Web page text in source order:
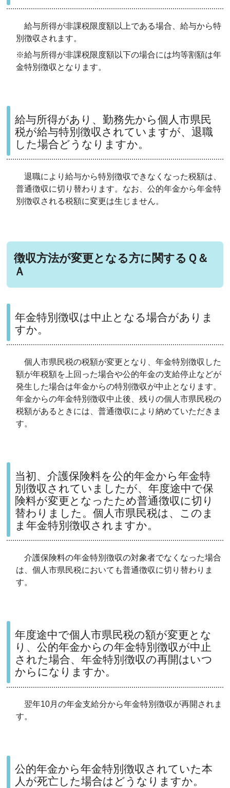
給与所得が非課税限度額以上である場合、給与から特
別徴収されます。
※給与所得が非課税限度額以下の場合には均等割額は年
金特別徴収となります。
給与所得があり、勤務先から個人市県民
税が給与特別徴収されていますが、退職
した場合どうなりますか。
退職により給与から特別徴収できなくなった税額は、
普通徴収に切り替わります。なお、公的年金から年金特
別徴収される税額に変更は生じません。
徴収方法が変更となる方に関するＱ＆
Ａ
年金特別徴収は中止となる場合がありま
すか。
個人市県民税の税額が変更となり、年金特別徴収した
額が年税額を上回った場合や公的年金の支給停止などが
発生した場合は年金からの特別徴収が中止となります。
年金からの年金特別徴収中止後、残りの個人市県民税の
税額があるときには、普通徴収により納めていただきま
す。
当初、介護保険料を公的年金から年金特
別徴収されていましたが、年度途中で保
険料が変更となったため普通徴収に切り
替わりました。個人市県民税は、このま
ま年金特別徴収されますか。
介護保険料の年金特別徴収の対象者でなくなった場合
は、個人市県民税においても普通徴収に切り替わりま
す。
年度途中で個人市県民税の額が変更とな
り、公的年金からの年金特別徴収が中止
された場合、年金特別徴収の再開はいつ
からになりますか。
翌年10月の年金支給分から年金特別徴収が再開されま
す。
公的年金から年金特別徴収されていた本
人が死亡した場合はどうなりますか。